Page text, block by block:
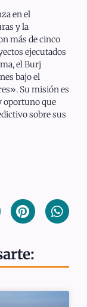
en el
y la
más de cinco
ejecutados
el Burj
bajo el
Su misión es
oportuno que
sobre sus